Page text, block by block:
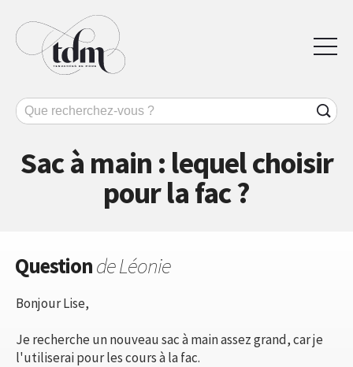
Sac à main : lequel choisir
pour la fac ?
Questionde Léonie
Bonjour Lise,
Je recherche un nouveau sac à main assez grand, car je
l'utiliserai pour les cours à la fac.